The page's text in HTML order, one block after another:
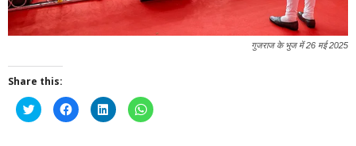
गुजराज के भुज में 26 मई 2025
Share this:
Click
to
share
Click
to
share
Click
to
share
Click
to